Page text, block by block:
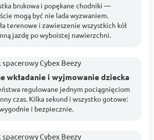
brukowa i popękane chodniki —
mogą być nie lada wyzwaniem.
terenowe i zawieszenie wszystkich kół
jazdę po wyboistej nawierzchni.
wkładanie i wyjmowanie dziecka
regulowane jednym pociągnięciom
czas. Kilka sekund i wszystko gotowe:
i bezpiecznie.